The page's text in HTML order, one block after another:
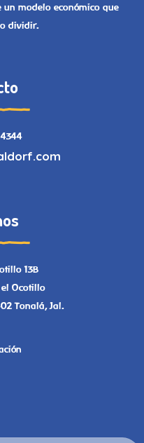
modelo económico que
dividir.
13B
Ocotillo
Tonalá, Jal.